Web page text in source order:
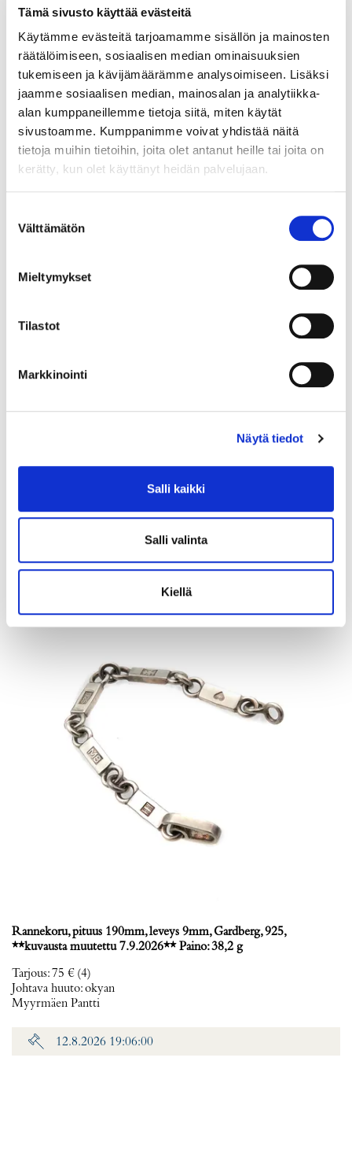
Tämä sivusto käyttää evästeitä
Käytämme evästeitä tarjoamamme sisällön ja mainosten
räätälöimiseen, sosiaalisen median ominaisuuksien
tukemiseen ja kävijämäärämme analysoimiseen. Lisäksi
jaamme sosiaalisen median, mainosalan ja analytiikka-
alan kumppaneillemme tietoja siitä, miten käytät
sivustoamme. Kumppanimme voivat yhdistää näitä
tietoja muihin tietoihin, joita olet antanut heille tai joita on
kerätty, kun olet käyttänyt heidän palvelujaan.
valinta
Välttämätön
Mieltymykset
Tilastot
Markkinointi
Näytä tiedot
Salli kaikki
Salli valinta
Kiellä
Lähtöhinta:30 €
Johtava huuto:
-
Myyrmäen Pantti
12.8.2026 19:33:30
Johtava huuto:kuningatar1_
12.8.2026 19:42:30
Rannekoru, pituus 190mm, leveys 9mm, Gardberg, 925,
**kuvausta muutettu 7.9.2026** Paino: 38,2 g
Tarjous:75 € (4)
Johtava huuto:okyan
Myyrmäen Pantti
12.8.2026 19:06:00